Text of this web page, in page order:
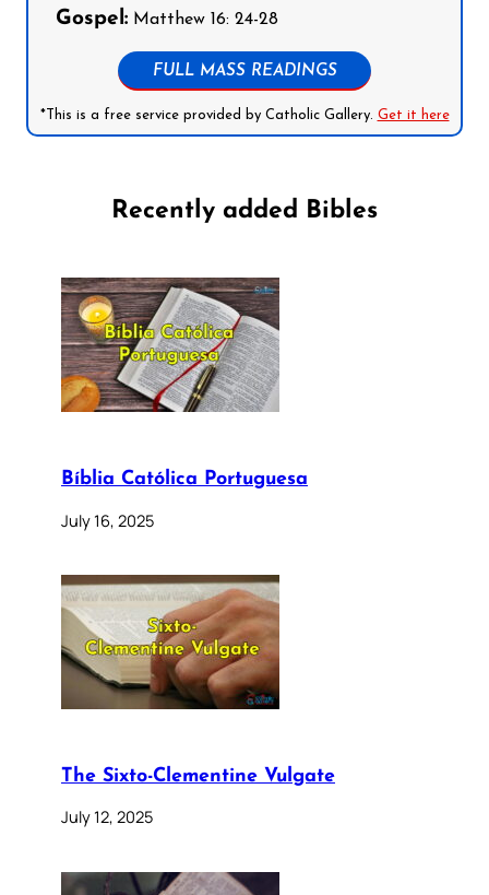
Gospel: Matthew 16: 24-28
FULL MASS READINGS
*This is a free service provided by Catholic Gallery. Get it here
Recently added Bibles
Bíblia Católica Portuguesa
July 16, 2025
The Sixto-Clementine Vulgate
July 12, 2025